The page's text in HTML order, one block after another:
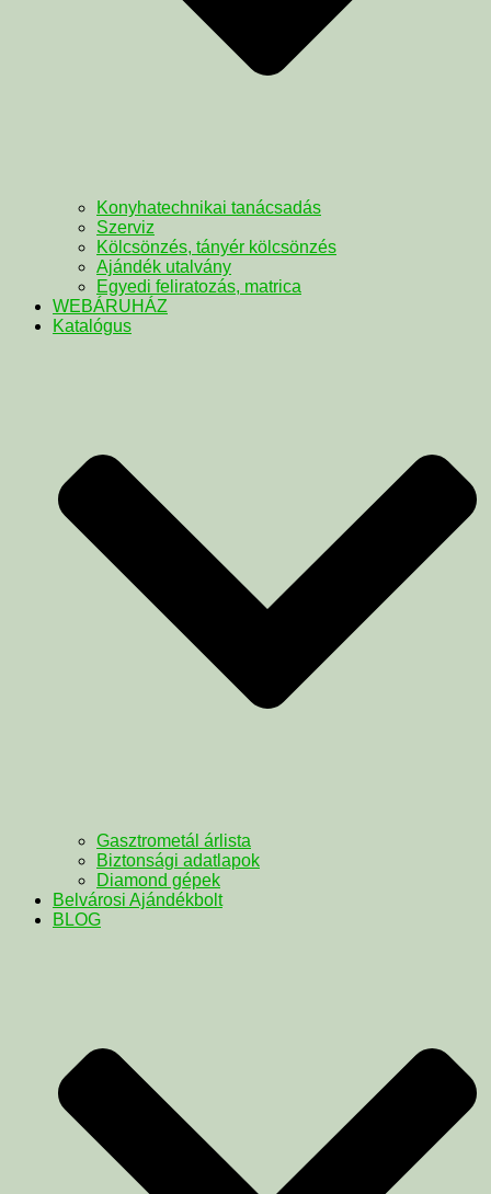
Konyhatechnikai tanácsadás
Szerviz
Kölcsönzés, tányér kölcsönzés
Ajándék utalvány
Egyedi feliratozás, matrica
WEBÁRUHÁZ
Katalógus
Gasztrometál árlista
Biztonsági adatlapok
Diamond gépek
Belvárosi Ajándékbolt
BLOG